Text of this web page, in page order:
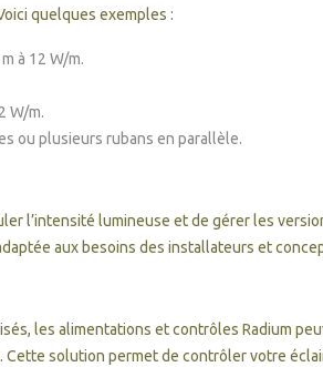
quelques exemples :
à 12 W/m.
W/m.
ou plusieurs rubans en parallèle.
l’intensité lumineuse et de gérer les
aux besoins des installateurs et
les alimentations et contrôles Radium
. Cette solution permet de contrôler votre